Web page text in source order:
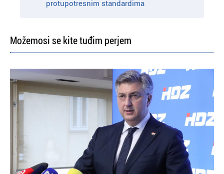
protupotresnim standardima
Možemosi se kite tuđim perjem